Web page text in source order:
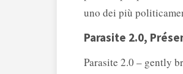
uno dei più
Parasite 2.0,
Parasite 2.0 – gently